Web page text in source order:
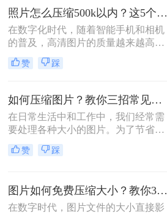
片数量不断增加，图片的大小也在不
断膨胀，导致存储空间不足、上传速
度慢以及加载时间延长等一系列问
题。因此，掌握图片怎么免费压缩大
小，既能节省存储空间又能保证图片
质量，成为了一项重要的技能。本文
缩方法。
照片怎么压缩500k以内？这5个压缩方法推荐给你！
在数字化时代，随着智能手机和相机
的普及，高清图片的质量越来越高，
但这也导致了单张图片的文件大小动
辄数兆字节（MB），给存储、传输
件附件限制、社交媒体上传要求或网
页加载速度优化的需求，将照片压缩
至500K以内成为了许多用户迫切需要
掌握的一项技能。那么照片怎么压缩
500k以内呢？本文将详细介绍五种简
单易行的照片压缩方法，帮助您轻松
赞 踩
如何压缩图片？教你三招常见压缩方法！
在日常生活中和工作中，我们经常需
要处理各种大小的图片。为了节省存
储空间、加快文件传输速度或优化网
页加载性能，压缩图片成为了一项必
赞 踩
图片如何免费压缩大小？教你3个压缩图片的好方法！
在数字时代，图片文件的大小直接影